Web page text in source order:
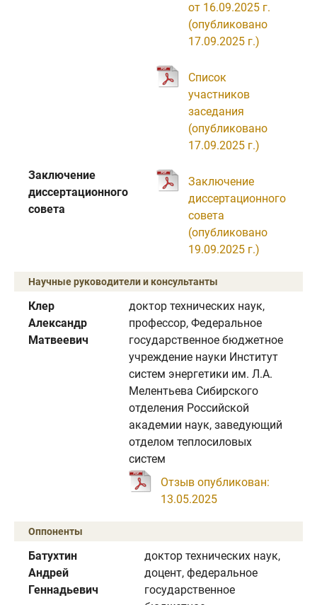
от 16.09.2025 г.
(опубликовано
17.09.2025 г.)
Список
участников
заседания
(опубликовано
17.09.2025 г.)
Заключение
диссертационного
совета
Заключение
диссертационного
совета
(опубликовано
19.09.2025 г.)
Научные руководители и консультанты
Клер
Александр
Матвеевич
доктор технических наук,
профессор, Федеральное
государственное бюджетное
учреждение науки Институт
систем энергетики им. Л.А.
Мелентьева Сибирского
отделения Российской
академии наук, заведующий
отделом теплосиловых
систем
Отзыв опубликован:
13.05.2025
Оппоненты
Батухтин
Андрей
Геннадьевич
доктор технических наук,
доцент, федеральное
государственное